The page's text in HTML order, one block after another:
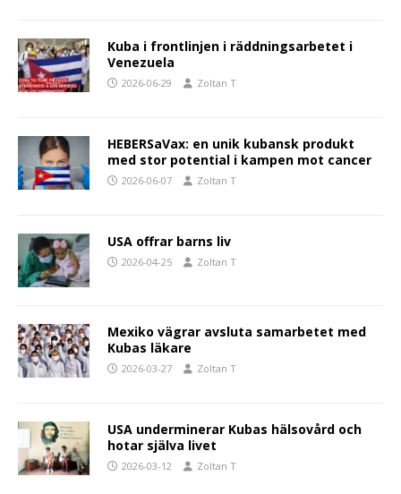
Kuba i frontlinjen i räddningsarbetet i
Venezuela
2026-06-29 Zoltan T
HEBERSaVax: en unik kubansk produkt
med stor potential i kampen mot cancer
2026-06-07 Zoltan T
USA offrar barns liv
2026-04-25 Zoltan T
Mexiko vägrar avsluta samarbetet med
Kubas läkare
2026-03-27 Zoltan T
USA underminerar Kubas hälsovård och
hotar själva livet
2026-03-12 Zoltan T